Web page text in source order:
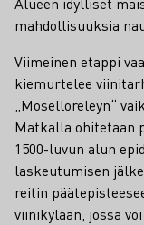
mahdollisuuksia
Viimeinen etappi
kiemurtelee
„Moselloreleyn“
Matkalla ohitetaan
1500-luvun alun
laskeutumisen
reitin
viinikylään, jossa